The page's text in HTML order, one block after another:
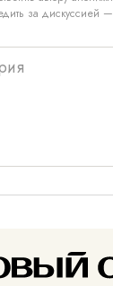
за дискуссией —